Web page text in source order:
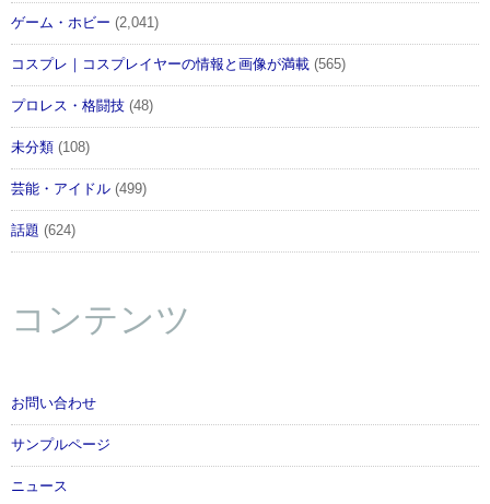
ゲーム・ホビー (2,041)
コスプレ｜コスプレイヤーの情報と画像が満載 (565)
プロレス・格闘技 (48)
未分類 (108)
芸能・アイドル (499)
話題 (624)
コンテンツ
お問い合わせ
サンプルページ
ニュース